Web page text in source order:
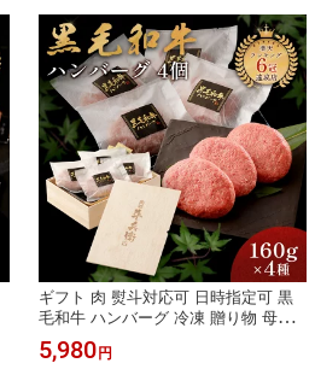
ギフト 肉 熨斗対応可 日時指定可 黒
毛和牛 ハンバーグ 冷凍 贈り物 母の
日 プレゼント 国産牛 100％ 手作り 1
60g×4個 木箱 紙箱 牛肉 人気メニュー
5,980円